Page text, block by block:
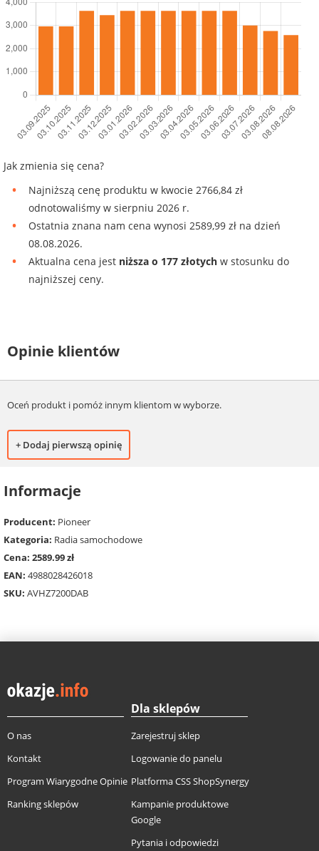
Jak zmienia się cena?
Najniższą cenę produktu w kwocie 2766,84 zł
odnotowaliśmy w sierpniu 2026 r.
Ostatnia znana nam cena wynosi 2589,99 zł na dzień
08.08.2026.
Aktualna cena jest niższa o 177 złotych w stosunku do
najniższej ceny.
Opinie klientów
Oceń produkt i pomóż innym klientom w wyborze.
+ Dodaj pierwszą opinię
Informacje
Producent: Pioneer
Kategoria: Radia samochodowe
Cena: 2589.99 zł
EAN: 4988028426018
SKU: AVHZ7200DAB
O nas
Kontakt
Program Wiarygodne Opinie
Ranking sklepów
Dla sklepów
Zarejestruj sklep
Logowanie do panelu
Platforma CSS ShopSynergy
Kampanie produktowe
Google
Pytania i odpowiedzi